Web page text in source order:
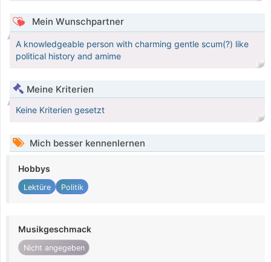
Mein Wunschpartner
A knowledgeable person with charming gentle scum(?) like
political history and amime
Meine Kriterien
Keine Kriterien gesetzt
Mich besser kennenlernen
Hobbys
Lektüre Politik
Musikgeschmack
Nicht angegeben